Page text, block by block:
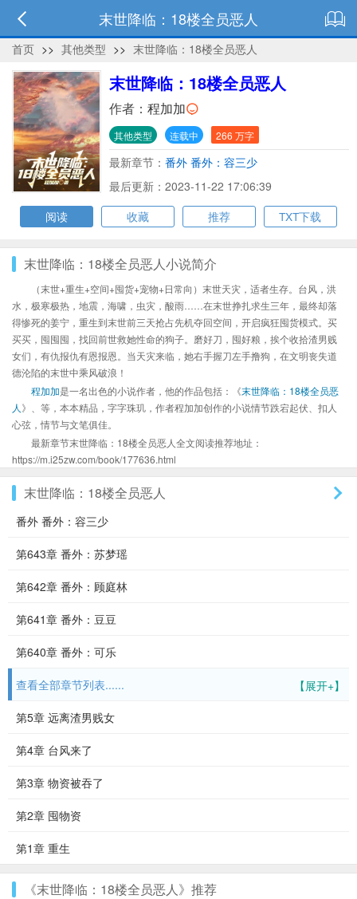
末世降临：18楼全员恶人
首页 >> 其他类型 >> 末世降临：18楼全员恶人
末世降临：18楼全员恶人
作者： 程加加
其他类型 连载中 266 万字
最新章节： 番外 番外：容三少
最后更新：2023-11-22 17:06:39
阅读
收藏 推荐 TXT下载
末世降临：18楼全员恶人小说简介
（末世+重生+空间+囤货+宠物+日常向）末世天灾，适者生存。台风，洪
水，极寒极热，地震，海啸，虫灾，酸雨……在末世挣扎求生三年，最终却落
得惨死的姜宁，重生到末世前三天抢占先机夺回空间，开启疯狂囤货模式。买
买买，囤囤囤，找回前世救她性命的狗子。磨好刀，囤好粮，挨个收拾渣男贱
女们，有仇报仇有恩报恩。当天灾来临，她右手握刀左手撸狗，在文明丧失道
德沦陷的末世中乘风破浪！
程加加是一名出色的小说作者，他的作品包括：《末世降临：18楼全员恶
人 》、等，本本精品，字字珠玑，作者程加加创作的小说情节跌宕起伏、扣人
心弦，情节与文笔俱佳。
最新章节末世降临：18楼全员恶人全文阅读推荐地址：
https://m.i25zw.com/book/177636.html
末世降临：18楼全员恶人
番外 番外：容三少
第643章 番外：苏梦瑶
第642章 番外：顾庭林
第641章 番外：豆豆
第640章 番外：可乐
【展开+】
查看全部章节列表......
第5章 远离渣男贱女
第4章 台风来了
第3章 物资被吞了
第2章 囤物资
第1章 重生
《末世降临：18楼全员恶人》推荐